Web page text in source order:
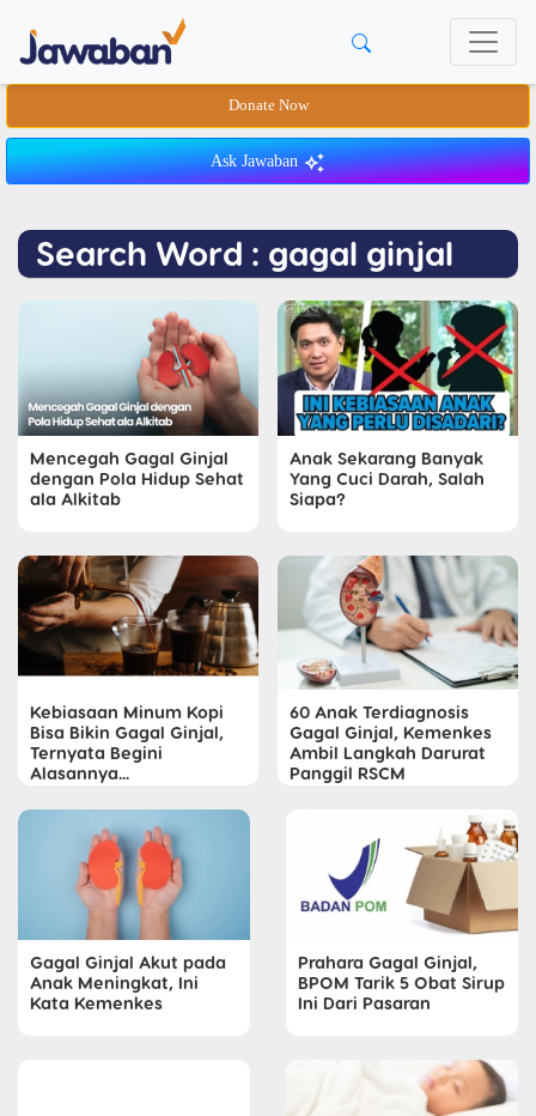
Donate Now
Ask Jawaban
Search Word : gagal ginjal
Mencegah Gagal Ginjal
dengan Pola Hidup Sehat
ala Alkitab
Anak Sekarang Banyak
Yang Cuci Darah, Salah
Siapa?
Kebiasaan Minum Kopi
Bisa Bikin Gagal Ginjal,
Ternyata Begini
Alasannya...
60 Anak Terdiagnosis
Gagal Ginjal, Kemenkes
Ambil Langkah Darurat
Panggil RSCM
Gagal Ginjal Akut pada
Anak Meningkat, Ini
Kata Kemenkes
Prahara Gagal Ginjal,
BPOM Tarik 5 Obat Sirup
Ini Dari Pasaran